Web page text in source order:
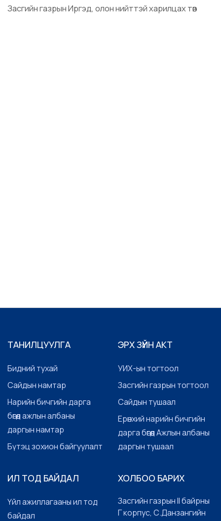
Засгийн газрын Иргэд, олон нийттэй харилцах төв
ТАНИЛЦУУЛГА
Бидний тухай
Сайдын намтар
Нарийн бичгийн дарга
бөгөөд ажлын албаны
даргын намтар
Бүтэц зохион байгуулалт
ЭРХ ЗҮЙН АКТ
УИХ-ын тогтоол
Засгийн газрын тогтоол
Сайдын тушаал
Ерөнхий нарийн бичгийн
дарга бөгөөд Ажлын албаны
даргын тушаал
ИЛ ТОД БАЙДАЛ
Үйл ажиллагааны ил тод
байдал
ХОЛБОО БАРИХ
Засгийн газрын II байрны
Г корпус, С.Данзангийн